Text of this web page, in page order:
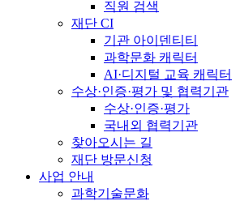
직원 검색
재단 CI
기관 아이덴티티
과학문화 캐릭터
AI·디지털 교육 캐릭터
수상·인증·평가 및 협력기관
수상·인증·평가
국내외 협력기관
찾아오시는 길
재단 방문신청
사업 안내
과학기술문화